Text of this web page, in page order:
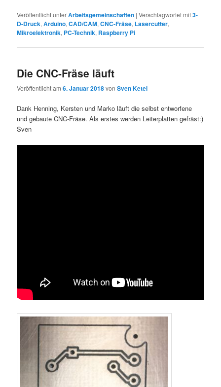
Veröffentlicht unterArbeitsgemeinschaften |Verschlagwortet mit3-
D-Druck,Arduino,CAD/CAM,CNC-Fräse, Lasercutter,
Mikroelektronik, PC-Technik, Raspberry Pi
Die CNC-Fräse läuft
Veröffentlicht am6. Januar 2018vonSven Ketel
Dank Henning, Kersten und Marko läuft die selbst entworfene
und gebaute CNC-Fräse. Als erstes werden Leiterplatten gefräst:)
Sven